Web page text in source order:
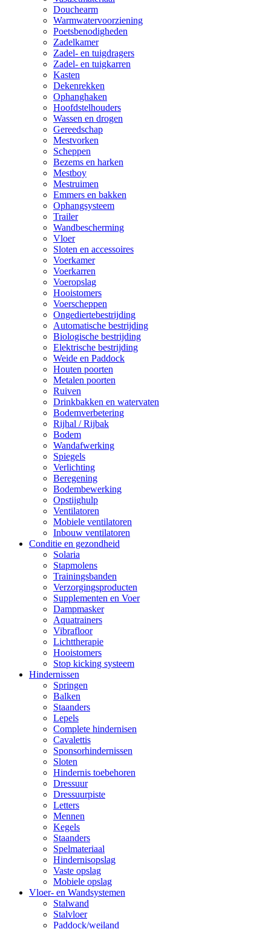
Douchearm
Warmwatervoorziening
Poetsbenodigheden
Zadelkamer
Zadel- en tuigdragers
Zadel- en tuigkarren
Kasten
Dekenrekken
Ophanghaken
Hoofdstelhouders
Wassen en drogen
Gereedschap
Mestvorken
Scheppen
Bezems en harken
Mestboy
Mestruimen
Emmers en bakken
Ophangsysteem
Trailer
Wandbescherming
Vloer
Sloten en accessoires
Voerkamer
Voerkarren
Voeropslag
Hooistomers
Voerscheppen
Ongediertebestrijding
Automatische bestrijding
Biologische bestrijding
Elektrische bestrijding
Weide en Paddock
Houten poorten
Metalen poorten
Ruiven
Drinkbakken en watervaten
Bodemverbetering
Rijhal / Rijbak
Bodem
Wandafwerking
Spiegels
Verlichting
Beregening
Bodembewerking
Opstijghulp
Ventilatoren
Mobiele ventilatoren
Inbouw ventilatoren
Conditie en gezondheid
Solaria
Stapmolens
Trainingsbanden
Verzorgingsproducten
Supplementen en Voer
Dampmasker
Aquatrainers
Vibrafloor
Lichttherapie
Hooistomers
Stop kicking systeem
Hindernissen
Springen
Balken
Staanders
Lepels
Complete hindernisen
Cavalettis
Sponsorhindernissen
Sloten
Hindernis toebehoren
Dressuur
Dressuurpiste
Letters
Mennen
Kegels
Staanders
Spelmateriaal
Hindernisopslag
Vaste opslag
Mobiele opslag
Vloer- en Wandsystemen
Stalwand
Stalvloer
Paddock/weiland